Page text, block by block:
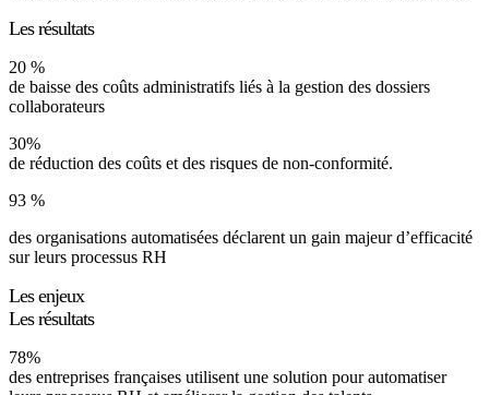
Les résultats
20 %
de baisse des coûts administratifs liés à la gestion des dossiers
collaborateurs
30%
de réduction des coûts et des risques de non-conformité.
93 %
des organisations automatisées déclarent un gain majeur d’efficacité
sur leurs processus RH
Les enjeux
Les résultats
78%
des entreprises françaises utilisent une solution pour automatiser